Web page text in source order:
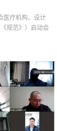
医疗机构、设计
规范》）启动会